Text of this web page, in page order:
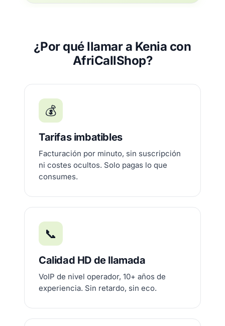
¿Por qué llamar a Kenia con
AfriCallShop?
💰
Tarifas imbatibles
Facturación por minuto, sin suscripción
ni costes ocultos. Solo pagas lo que
consumes.
📞
Calidad HD de llamada
VoIP de nivel operador, 10+ años de
experiencia. Sin retardo, sin eco.